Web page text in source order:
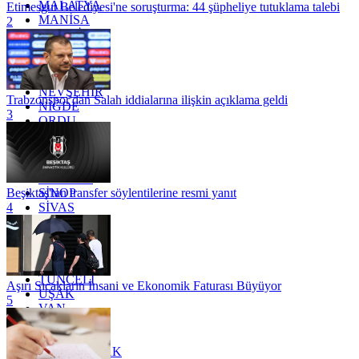
MALATYA
MANİSA
MARDİN
MERSİN
MUĞLA
MUŞ
NEVŞEHİR
NİĞDE
ORDU
OSMANİYE
RİZE
SAKARYA
SİNOP
SİVAS
SİİRT
TEKİRDAĞ
TOKAT
TRABZON
TUNCELİ
UŞAK
VAN
YALOVA
YOZGAT
ZONGULDAK
Etimesgut Belediyesi'ne soruşturma: 44 şüpheliye tutuklama talebi
2
Trabzonspor'dan Salah iddialarına ilişkin açıklama geldi
3
Beşiktaş'tan transfer söylentilerine resmi yanıt
4
Aşırı Sıcakların İnsani ve Ekonomik Faturası Büyüyor
5